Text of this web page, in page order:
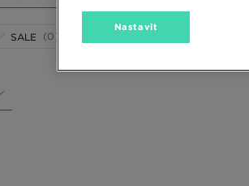
SALE (0)
Nastavit